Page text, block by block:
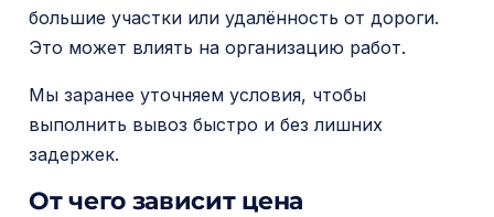
большие участки или удалённость от дороги.
Это может влиять на организацию работ.
Мы заранее уточняем условия, чтобы
выполнить вывоз быстро и без лишних
задержек.
От чего зависит цена